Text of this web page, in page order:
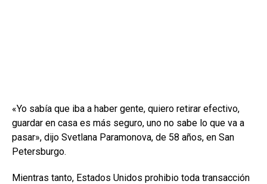
«Yo sabía que iba a haber gente, quiero retirar efectivo,
guardar en casa es más seguro, uno no sabe lo que va a
pasar», dijo Svetlana Paramonova, de 58 años, en San
Petersburgo.
Mientras tanto, Estados Unidos prohibio toda transacción